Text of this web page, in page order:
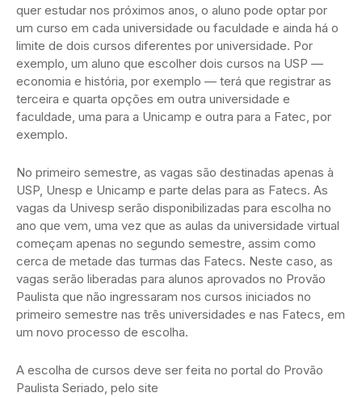
quer estudar nos próximos anos, o aluno pode optar por
um curso em cada universidade ou faculdade e ainda há o
limite de dois cursos diferentes por universidade. Por
exemplo, um aluno que escolher dois cursos na USP —
economia e história, por exemplo — terá que registrar as
terceira e quarta opções em outra universidade e
faculdade, uma para a Unicamp e outra para a Fatec, por
exemplo.
No primeiro semestre, as vagas são destinadas apenas à
USP, Unesp e Unicamp e parte delas para as Fatecs. As
vagas da Univesp serão disponibilizadas para escolha no
ano que vem, uma vez que as aulas da universidade virtual
começam apenas no segundo semestre, assim como
cerca de metade das turmas das Fatecs. Neste caso, as
vagas serão liberadas para alunos aprovados no Provão
Paulista que não ingressaram nos cursos iniciados no
primeiro semestre nas três universidades e nas Fatecs, em
um novo processo de escolha.
A escolha de cursos deve ser feita no portal do Provão
Paulista Seriado, pelo site